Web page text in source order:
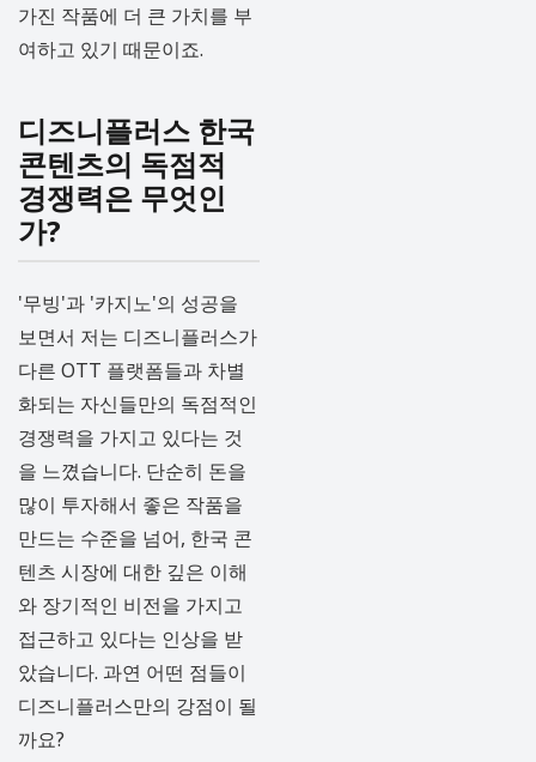
가진 작품에 더 큰 가치를 부
여하고 있기 때문이죠.
디즈니플러스 한국
콘텐츠의 독점적
경쟁력은 무엇인
가?
'무빙'과 '카지노'의 성공을
보면서 저는 디즈니플러스가
다른 OTT 플랫폼들과 차별
화되는 자신들만의 독점적인
경쟁력을 가지고 있다는 것
을 느꼈습니다. 단순히 돈을
많이 투자해서 좋은 작품을
만드는 수준을 넘어, 한국 콘
텐츠 시장에 대한 깊은 이해
와 장기적인 비전을 가지고
접근하고 있다는 인상을 받
았습니다. 과연 어떤 점들이
디즈니플러스만의 강점이 될
까요?